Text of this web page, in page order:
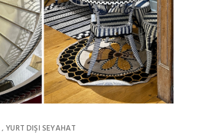
, YURT DIŞI SEYAHAT